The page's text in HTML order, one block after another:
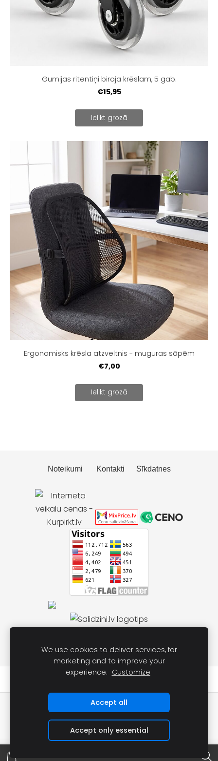
Gumijas ritentiņi biroja krēslam, 5 gab.
€15,95
Ielikt grozā
Ergonomisks krēsla atzveltnis - muguras sāpēm
€7,00
Ielikt grozā
Noteikumi Kontakti Sīkdatnes
★★★★★ Atsauksmes par mums Google
📱 Telefons pasūtījumiem un informācijai:
28925696
✉️ E-pasts:
labocenuveikals@inbox.lv
We use cookies to deliver services, for
marketing and to improve your
experience. Customize
Accept all
Accept only essential